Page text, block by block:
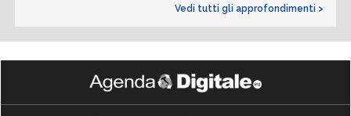
Vedi tutti gli approfondimenti >